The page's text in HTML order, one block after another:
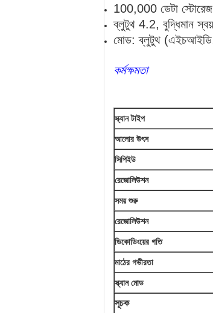
100,000 ডেটা স্টোরেজ
ব্লুটুথ 4.2, বুদ্ধিমান
মোড: ব্লুটুথ (এইচআইডি,
কর্মক্ষমতা
স্ক্যান টাইপ
আলোর উৎস
সিপিইউ
রেজোলিউশন
সময় শুরু
রেজোলিউশন
ডিকোডিংয়ের গতি
মাঠের গভীরতা
স্ক্যান মোড
সূচক